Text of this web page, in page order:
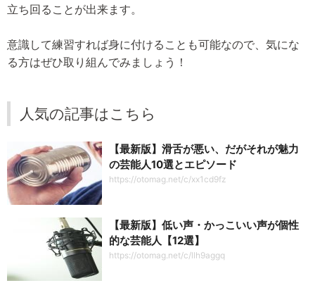
立ち回ることが出来ます。
意識して練習すれば身に付けることも可能なので、気にな
る方はぜひ取り組んでみましょう！
人気の記事はこちら
【最新版】滑舌が悪い、だがそれが魅力
の芸能人10選とエピソード
https://otomag.net/c/xx1cd9fz
【最新版】低い声・かっこいい声が個性
的な芸能人【12選】
https://otomag.net/c/llh9aggq